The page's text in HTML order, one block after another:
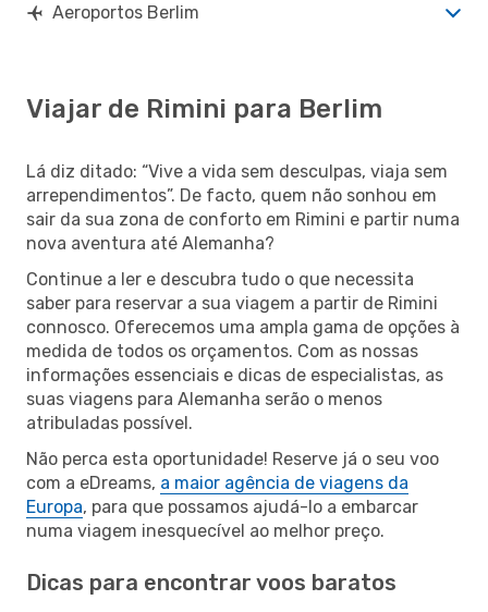
Aeroportos Berlim
Viajar de Rimini para Berlim
Lá diz ditado: “Vive a vida sem desculpas, viaja sem
arrependimentos”. De facto, quem não sonhou em
sair da sua zona de conforto em Rimini e partir numa
nova aventura até Alemanha?
Continue a ler e descubra tudo o que necessita
saber para reservar a sua viagem a partir de Rimini
connosco. Oferecemos uma ampla gama de opções à
medida de todos os orçamentos. Com as nossas
informações essenciais e dicas de especialistas, as
suas viagens para Alemanha serão o menos
atribuladas possível.
Não perca esta oportunidade! Reserve já o seu voo
com a eDreams, a maior agência de viagens da
Europa, para que possamos ajudá-lo a embarcar
numa viagem inesquecível ao melhor preço.
Dicas para encontrar voos baratos